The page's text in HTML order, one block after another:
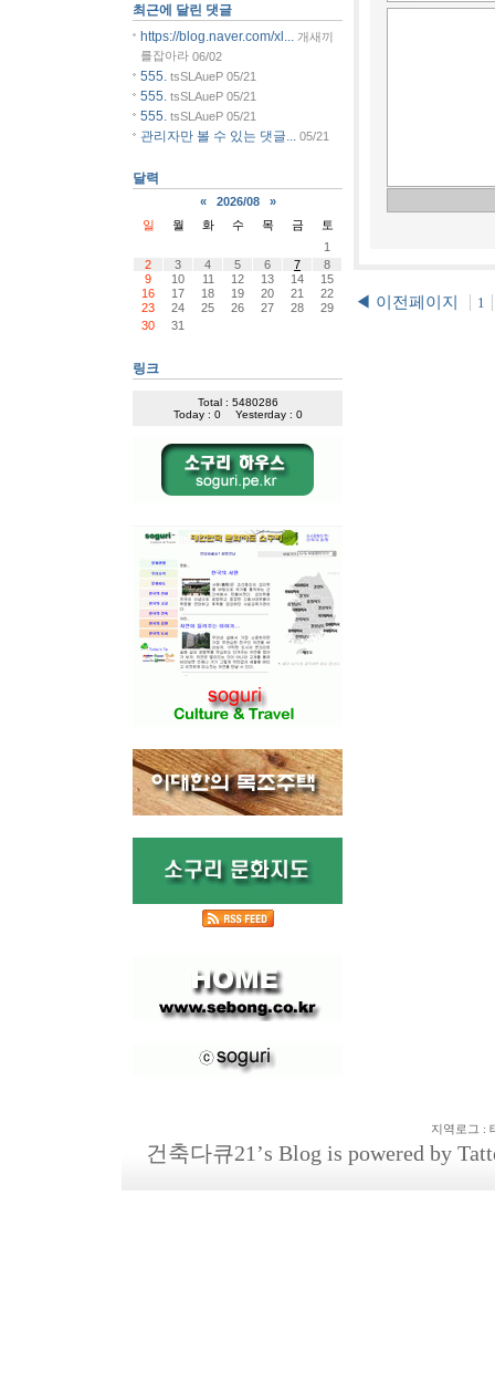
◀ 이전페이지 1
최근에 달린 댓글
https://blog.naver.com/xl...
개새끼
를잡아라 06/02
555. tsSLAueP 05/21
555. tsSLAueP 05/21
555. tsSLAueP 05/21
관리자만 볼 수 있는 댓글... 05/21
달력
« 2026/08
»
일
월 화 수 목 금
토
1
2
3 4 5 6 7
8
9
10 11 12 13 14
15
16
17 18 19 20 21
22
23
24 25 26 27 28
29
30
31
링크
Total : 5480286
Today : 0
Yesterday : 0
지역로그 :
건축다큐21 ’s Blog is powered by